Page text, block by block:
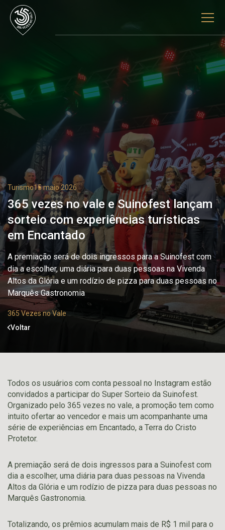
Turismo15 maio 2026
365 vezes no vale e Suinofest lançam
sorteio com experiências turísticas
em Encantado
A premiação será de dois ingressos para a Suinofest com
dia a escolher, uma diária para duas pessoas na Vivenda
Altos da Glória e um rodízio de pizza para duas pessoas no
Marquês Gastronomia
365 Vezes no Vale
Voltar
Todos os usuários com conta pessoal no Instagram estão
convidados a participar do Super Sorteio da Suinofest.
Organizado pelo 365 vezes no vale, a promoção tem como
intuito ofertar ao vencedor e mais um acompanhante uma
série de experiências em Encantado, a Terra do Cristo
Protetor.
A premiação será de dois ingressos para a Suinofest com
dia a escolher, uma diária para duas pessoas na Vivenda
Altos da Glória e um rodízio de pizza para duas pessoas no
Marquês Gastronomia.
Totalizando, os prêmios acumulam mais de R$ 1 mil para o